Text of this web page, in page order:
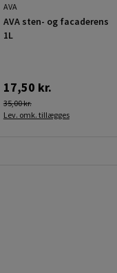
AVA
AVA sten- og facaderens
1L
17,50 kr.
35,00 kr.
Lev. omk. tillægges